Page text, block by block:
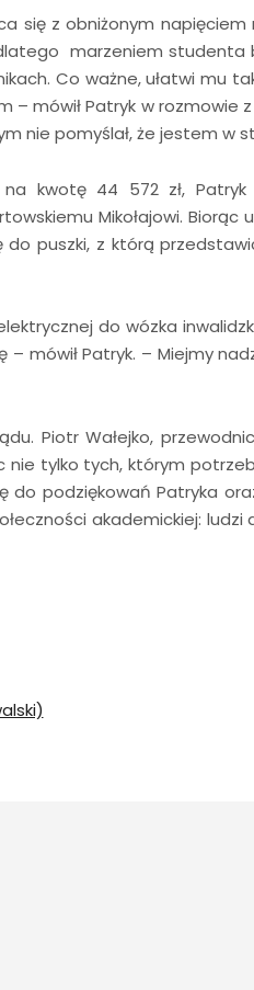
z obniżonym napięciem
marzeniem studenta
Co ważne, ułatwi mu
mówił Patryk w rozmowie z
nie pomyślał, że jestem w
kwotę 44 572 zł,
Mikołajowi.
puszki, z którą
do wózka
mówił Patryk. – Miejmy
Piotr Wałejko,
nie tylko tych, którym
do podziękowań Patryka
akademickiej: